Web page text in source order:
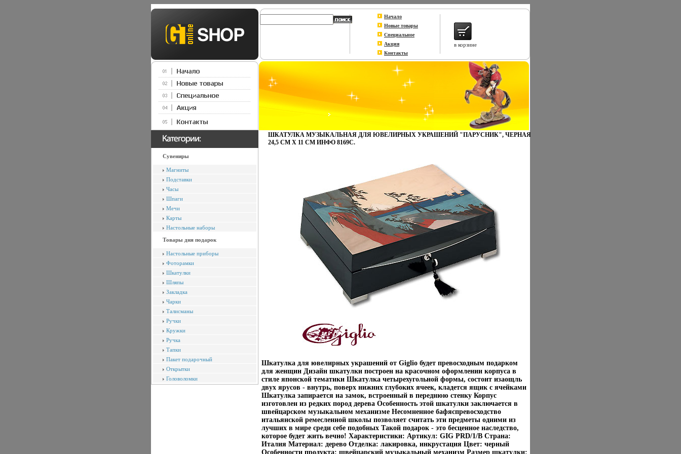
Начало
Новые товары
Специальное
Акция
Контакты
в корзине
Сувениры
Магниты
Подставки
Часы
Шпаги
Мечи
Карты
Настольные наборы
Товары дня подарок
Настольные приборы
Фоторамки
Шкатулки
Шляпы
Закладка
Чарки
Талисманы
Ручки
Кружки
Ручка
Тапки
Пакет подарочный
Открытки
Головоломки
ШКАТУЛКА МУЗЫКАЛЬНАЯ ДЛЯ ЮВЕЛИРНЫХ УКРАШЕНИЙ "ПАРУСНИК", ЧЕРНАЯ
24,5 СМ Х 11 СМ ИНФО 8169C.
Шкатулка для ювелирных украшений от Giglio будет превосходным подарком
для женщин Дизайн шкатулки построен на красочном оформлении корпуса в
стиле японской тематики Шкатулка четырехугольной формы, состоит изаощль
двух ярусов - внутрь, поверх нижних глубоких ячеек, кладется ящик с ячейками
Шкатулка запирается на замок, встроенный в переднюю стенку Корпус
изготовлен из редких пород дерева Особенность этой шкатулки заключается в
швейцарском музыкальном механизме Несомненное бафяспревосходство
итальянской ремесленной школы позволяет считать эти предметы одними из
лучших в мире среди себе подобных Такой подарок - это бесценное наследство,
которое будет жить вечно! Характеристики: Артикул: GIG PRD/1/B Страна:
Италия Материал: дерево Отделка: лакировка, инкрустация Цвет: черный
Особенности продукта: швейцарский музыкальный механизм Размер шкатулки: